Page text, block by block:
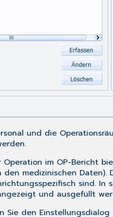
und die
im OP-Bericht
medizinischen
sind. In
und ausgefüllt
Sie den